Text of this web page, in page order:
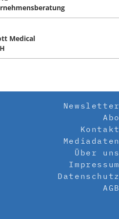
Medical
Newsletter
Abo
Kontakt
Mediadaten
Über uns
Impressum
Datenschutz
AGB